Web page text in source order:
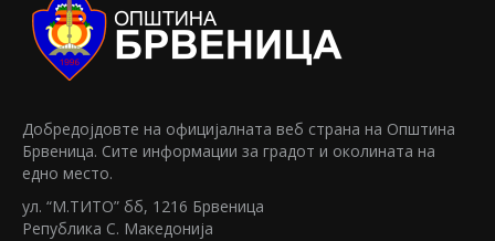
Добредојдовте на официјалната веб страна на Општина
Брвеница. Сите информации за градот и околината на
едно место.
ул. “М.TИTO” бб, 1216 Брвеница
Република C. Македонија